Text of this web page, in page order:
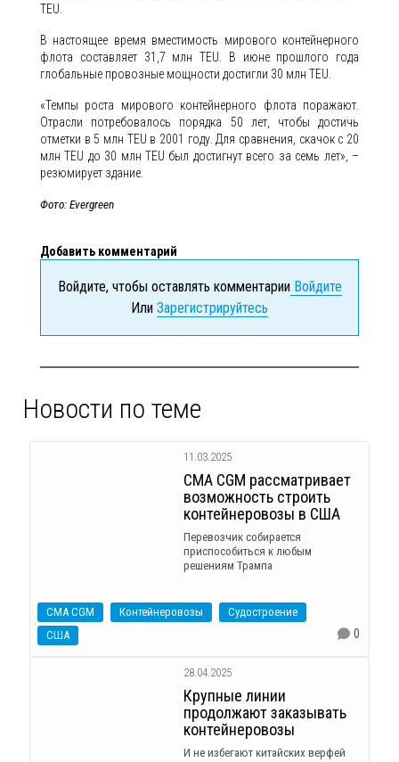
TEU.
В настоящее время вместимость мирового контейнерного
флота составляет 31,7 млн TEU. В июне прошлого года
глобальные провозные мощности достигли 30 млн TEU.
«Темпы роста мирового контейнерного флота поражают.
Отрасли потребовалось порядка 50 лет, чтобы достичь
отметки в 5 млн TEU в 2001 году. Для сравнения, скачок с 20
млн TEU до 30 млн TEU был достигнут всего за семь лет», –
резюмирует здание.
Фото: Evergreen
Добавить комментарий
Войдите, чтобы оставлять комментарииВойдите
Или Зарегистрируйтесь
Новости по теме
11.03.2025
CMA CGM рассматривает
возможность строить
контейнеровозы в США
Перевозчик собирается
приспособиться к любым
решениям Трампа
CMA CGM Контейнеровозы
Судостроение
США
0
28.04.2025
Крупные линии
продолжают заказывать
контейнеровозы
И не избегают китайских верфей